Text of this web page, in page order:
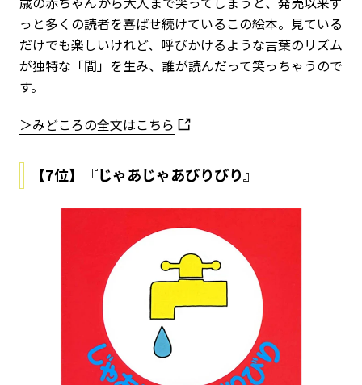
っと多くの読者を喜ばせ続けているこの絵本。見ている
だけでも楽しいけれど、呼びかけるような言葉のリズム
が独特な「間」を生み、誰が読んだって笑っちゃうので
す。
＞みどころの全文はこちら
【7位】『じゃあじゃあびりびり』